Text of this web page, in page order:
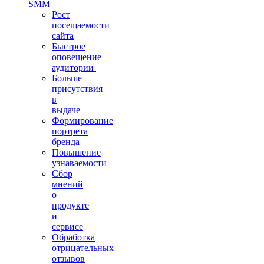
SMM
Рост
посещаемости
сайта
Быстрое
оповещение
аудитории
Больше
присутствия
в
выдаче
Формирование
портрета
бренда
Повышение
узнаваемости
Сбор
мнений
о
продукте
и
сервисе
Обработка
отрицательных
отзывов